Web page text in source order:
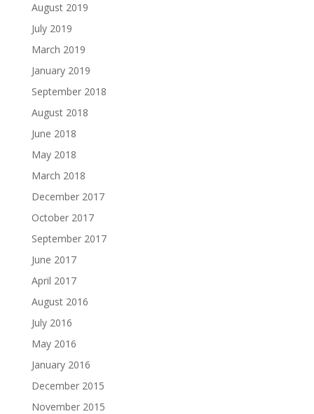
August 2019
July 2019
March 2019
January 2019
September 2018
August 2018
June 2018
May 2018
March 2018
December 2017
October 2017
September 2017
June 2017
April 2017
August 2016
July 2016
May 2016
January 2016
December 2015
November 2015